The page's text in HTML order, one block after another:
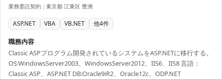
業務委託契約 | 東京都 江東区 豊洲
ASP.NET VBA VB.NET 他4件
職務内容
Classic ASPプログラム開発されているシステムをASP.NETに移行する。
OS:WindowsServer2003、WindowsServer2012、IIS6、IIS8 言語：
Classic ASP、ASP.NET DB:Oracle9iR2、Oracle12c、ODP.NET